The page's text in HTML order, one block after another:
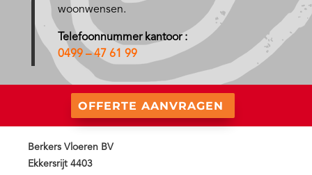
woonwensen.
Telefoonnummer kantoor :
0499 – 47 61 99
OFFERTE AANVRAGEN
Berkers Vloeren BV
Ekkersrijt 4403